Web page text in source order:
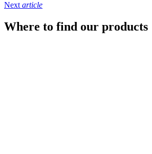
Next article
Where to find our products